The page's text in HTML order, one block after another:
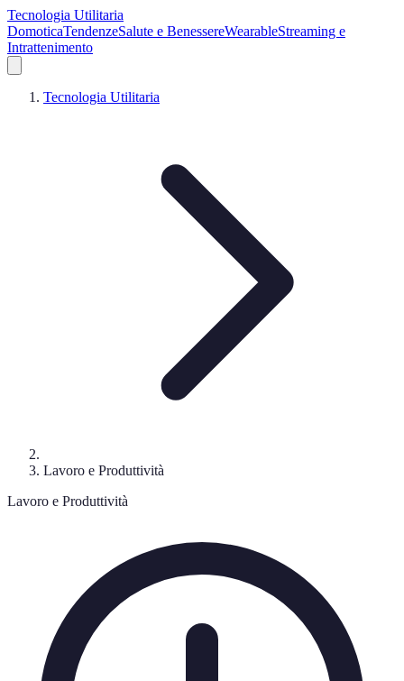
Tecnologia Utilitaria
DomoticaTendenzeSalute e BenessereWearableStreaming e
Intrattenimento
Tecnologia Utilitaria
Lavoro e Produttività
Lavoro e Produttività